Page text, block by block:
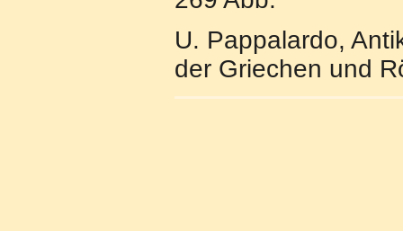
U. Pappalardo,
der Griechen und